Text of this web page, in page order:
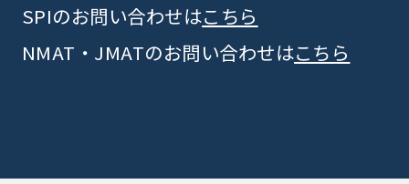
SPIのお問い合わせはこちら
NMAT・JMATのお問い合わせはこちら